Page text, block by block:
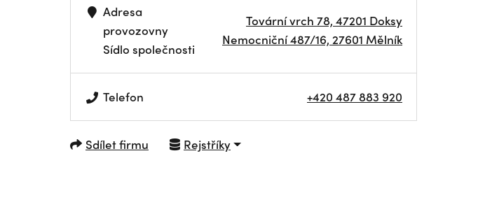
Adresa
provozovny
Sídlo společnosti
Tovární vrch 78, 47201 Doksy
Nemocniční 487/16, 27601 Mělník
Telefon +420 487 883 920
Sdílet firmu Rejstříky